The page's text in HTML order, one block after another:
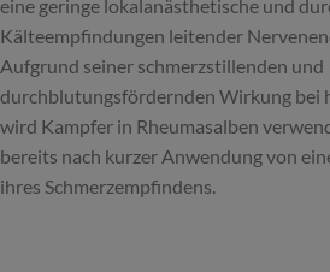
eine geringe lokalanästhetische und
Kälteempfindungen leitender
Aufgrund seiner schmerzstillenden und
durchblutungsfördernden Wirkung bei
wird Kampfer in Rheumasalben
bereits nach kurzer Anwendung von
ihres Schmerzempfindens.